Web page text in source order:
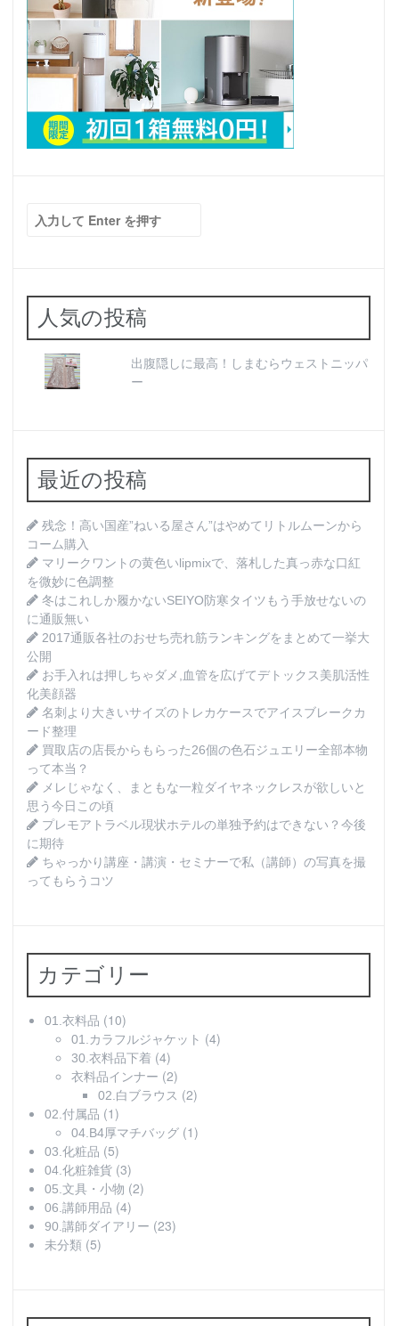
索:
人気の投稿
出腹隠しに最高！しまむらウェストニッパ
ー
最近の投稿
残念！高い国産”ねいる屋さん”はやめてリトルムーンから
コーム購入
マリークワントの黄色いlipmixで、落札した真っ赤な口紅
を微妙に色調整
冬はこれしか履かないSEIYO防寒タイツもう手放せないの
に通販無い
2017通販各社のおせち売れ筋ランキングをまとめて一挙大
公開
お手入れは押しちゃダメ,血管を広げてデトックス美肌活性
化美顔器
名刺より大きいサイズのトレカケースでアイスブレークカ
ード整理
買取店の店長からもらった26個の色石ジュエリー全部本物
って本当？
メレじゃなく、まともな一粒ダイヤネックレスが欲しいと
思う今日この頃
プレモアトラベル現状ホテルの単独予約はできない？今後
に期待
ちゃっかり講座・講演・セミナーで私（講師）の写真を撮
ってもらうコツ
カテゴリー
01.衣料品 (10)
01.カラフルジャケット (4)
30.衣料品下着 (4)
衣料品インナー (2)
02.白ブラウス (2)
02.付属品 (1)
04.B4厚マチバッグ (1)
03.化粧品 (5)
04.化粧雑貨 (3)
05.文具・小物 (2)
06.講師用品 (4)
90.講師ダイアリー (23)
未分類 (5)